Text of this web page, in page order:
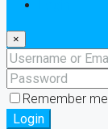
×
Remember me
Login